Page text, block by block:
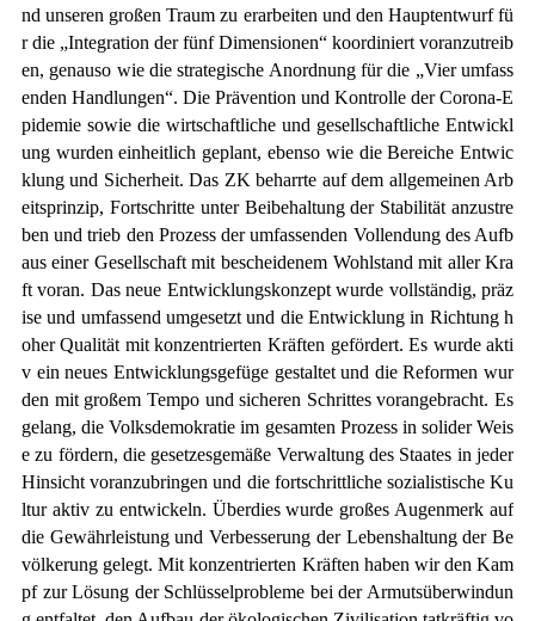
nd unseren großen Traum zu erarbeiten und den Hauptentwurf fü
r die „Integration der fünf Dimensionen“ koordiniert voranzutreib
en, genauso wie die strategische Anordnung für die „Vier umfass
enden Handlungen“. Die Prävention und Kontrolle der Corona-E
pidemie sowie die wirtschaftliche und gesellschaftliche Entwickl
ung wurden einheitlich geplant, ebenso wie die Bereiche Entwic
klung und Sicherheit. Das ZK beharrte auf dem allgemeinen Arb
eitsprinzip, Fortschritte unter Beibehaltung der Stabilität anzustre
ben und trieb den Prozess der umfassenden Vollendung des Aufb
aus einer Gesellschaft mit bescheidenem Wohlstand mit aller Kra
ft voran. Das neue Entwicklungskonzept wurde vollständig, präz
ise und umfassend umgesetzt und die Entwicklung in Richtung h
oher Qualität mit konzentrierten Kräften gefördert. Es wurde akti
v ein neues Entwicklungsgefüge gestaltet und die Reformen wur
den mit großem Tempo und sicheren Schrittes vorangebracht. Es
gelang, die Volksdemokratie im gesamten Prozess in solider Weis
e zu fördern, die gesetzesgemäße Verwaltung des Staates in jeder
Hinsicht voranzubringen und die fortschrittliche sozialistische Ku
ltur aktiv zu entwickeln. Überdies wurde großes Augenmerk auf
die Gewährleistung und Verbesserung der Lebenshaltung der Be
völkerung gelegt. Mit konzentrierten Kräften haben wir den Kam
pf zur Lösung der Schlüsselprobleme bei der Armutsüberwindun